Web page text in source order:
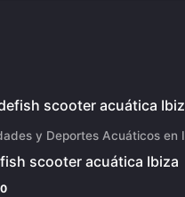
y Deportes Acuáticos en
scooter acuática Ibiza